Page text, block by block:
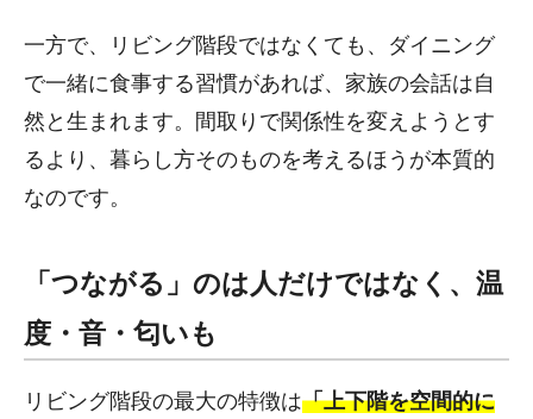
一方で、リビング階段ではなくても、ダイニング
で一緒に食事する習慣があれば、家族の会話は自
然と生まれます。間取りで関係性を変えようとす
るより、暮らし方そのものを考えるほうが本質的
なのです。
「つながる」のは人だけではなく、温
度・音・匂いも
リビング階段の最大の特徴は「上下階を空間的に